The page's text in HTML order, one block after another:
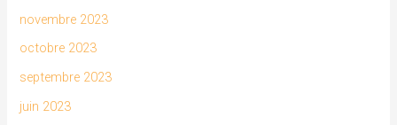
novembre 2023
octobre 2023
septembre 2023
juin 2023